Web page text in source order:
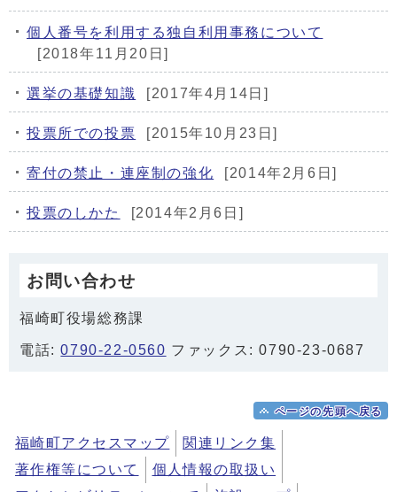
個人番号を利用する独自利用事務について
[2018年11月20日]
選挙の基礎知識 [2017年4月14日]
投票所での投票 [2015年10月23日]
寄付の禁止・連座制の強化 [2014年2月6日]
投票のしかた [2014年2月6日]
お問い合わせ
福崎町役場総務課
電話:0790-22-0560 ファックス: 0790-23-0687
ページの先頭へ戻る
福崎町アクセスマップ
関連リンク集
著作権等について
個人情報の取扱い